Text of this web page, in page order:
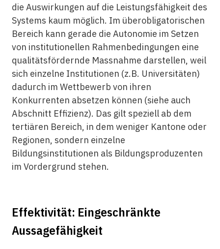
die Auswirkungen auf die Leistungsfähigkeit des
Systems kaum möglich. Im überobligatorischen
Bereich kann gerade die Autonomie im Setzen
von institutionellen Rahmenbedingungen eine
qualitätsfördernde Massnahme darstellen, weil
sich einzelne Institutionen (z.B. Universitäten)
dadurch im Wettbewerb von ihren
Konkurrenten absetzen können (siehe auch
Abschnitt Effizienz). Das gilt speziell ab dem
tertiären Bereich, in dem weniger Kantone oder
Regionen, sondern einzelne
Bildungsinstitutionen als Bildungsproduzenten
im Vordergrund stehen.
Effektivität: Eingeschränkte
Aussagefähigkeit